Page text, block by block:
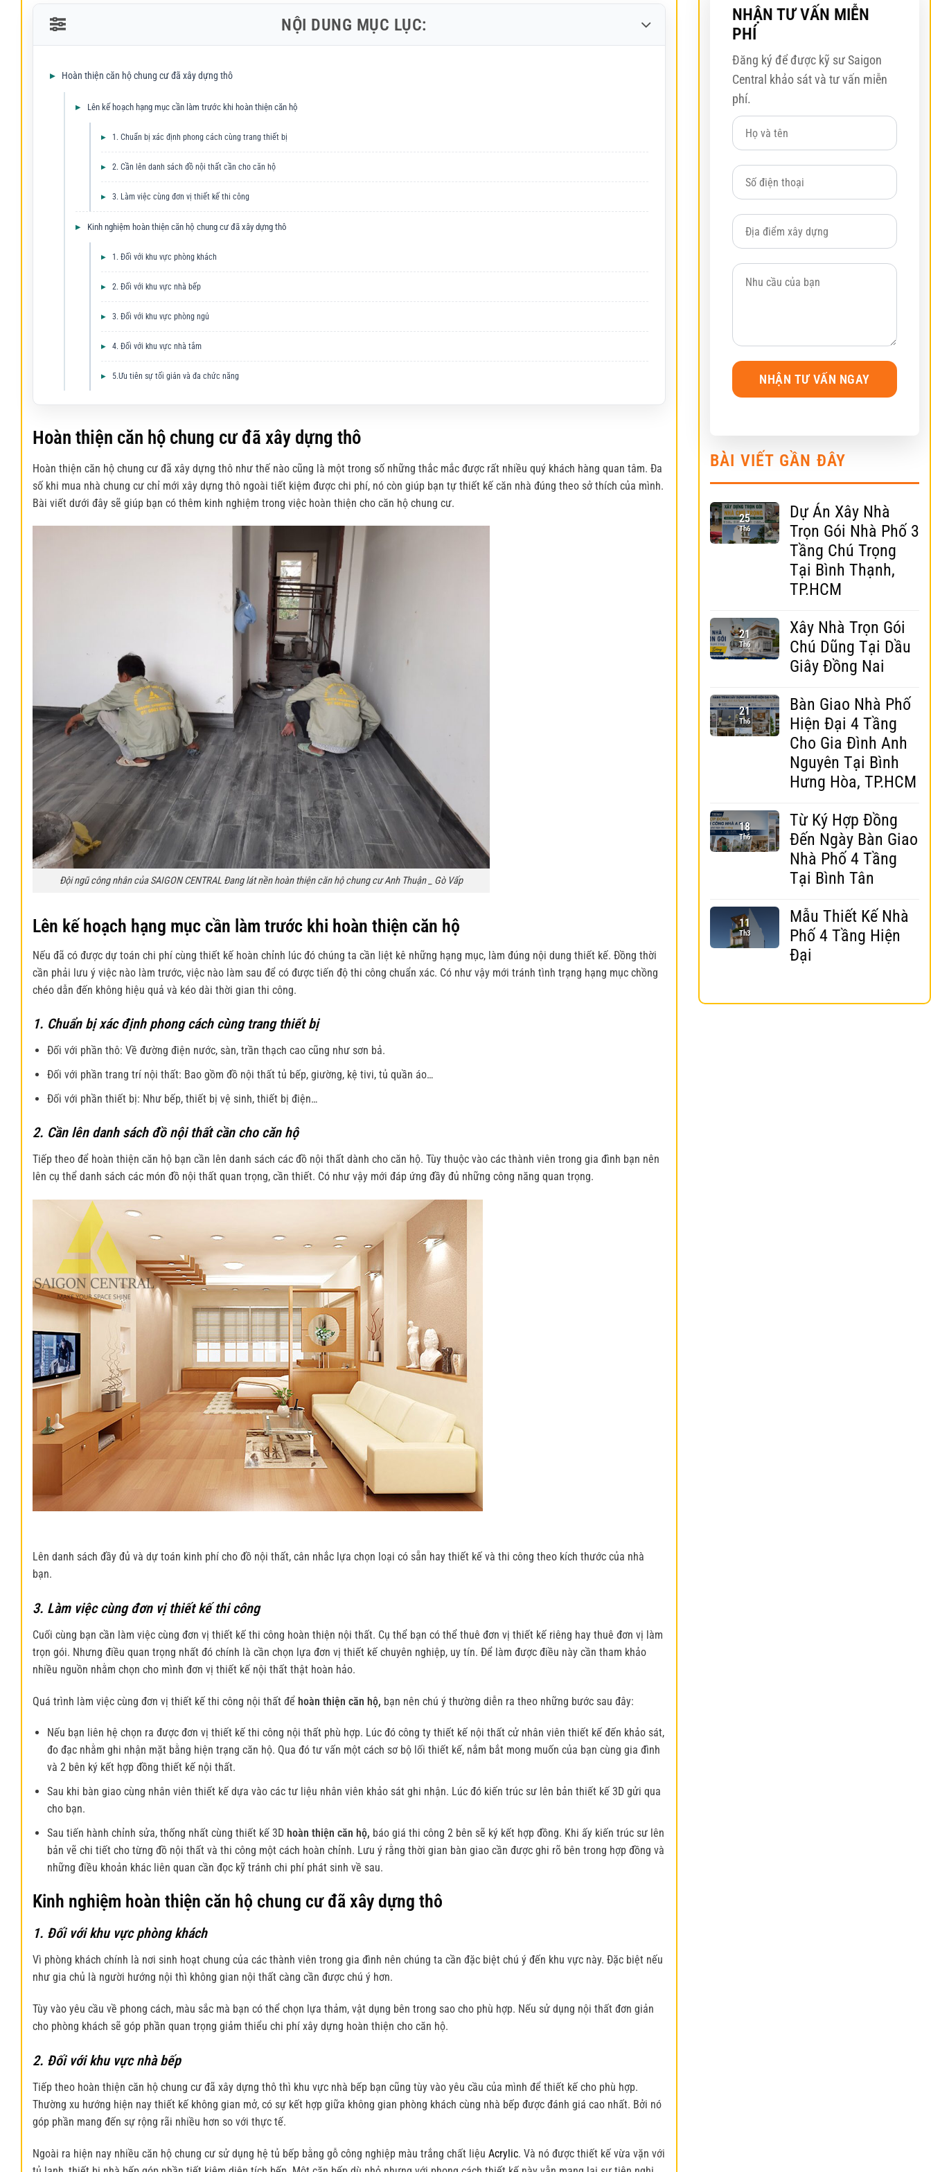
NỘI DUNG MỤC LỤC:
Hoàn thiện căn hộ chung cư đã xây dựng thô
Lên kế hoạch hạng mục cần làm trước khi hoàn thiện căn hộ
1. Chuẩn bị xác định phong cách cùng trang thiết bị
2. Cần lên danh sách đồ nội thất cần cho căn hộ
3. Làm việc cùng đơn vị thiết kế thi công
Kinh nghiệm hoàn thiện căn hộ chung cư đã xây dựng thô
1. Đối với khu vực phòng khách
2. Đối với khu vực nhà bếp
3. Đối với khu vực phòng ngủ
4. Đối với khu vực nhà tắm
5.Ưu tiên sự tối giản và đa chức năng
Hoàn thiện căn hộ chung cư đã xây dựng thô
Hoàn thiện căn hộ chung cư đã xây dựng thô như thế nào cũng là một trong số những thắc mắc được rất nhiều quý khách hàng quan tâm. Đa
số khi mua nhà chung cư chỉ mới xây dựng thô ngoài tiết kiệm được chi phí, nó còn giúp bạn tự thiết kế căn nhà đúng theo sở thích của mình.
Bài viết dưới đây sẽ giúp bạn có thêm kinh nghiệm trong việc hoàn thiện cho căn hộ chung cư.
Đội ngũ công nhân của SAIGON CENTRAL Đang lát nền hoàn thiện căn hộ chung cư Anh Thuận _ Gò Vấp
Lên kế hoạch hạng mục cần làm trước khi hoàn thiện căn hộ
Nếu đã có được dự toán chi phí cùng thiết kế hoàn chỉnh lúc đó chúng ta cần liệt kê những hạng mục, làm đúng nội dung thiết kế. Đồng thời
cần phải lưu ý việc nào làm trước, việc nào làm sau để có được tiến độ thi công chuẩn xác. Có như vậy mới tránh tình trạng hạng mục chồng
chéo dẫn đến không hiệu quả và kéo dài thời gian thi công.
1. Chuẩn bị xác định phong cách cùng trang thiết bị
Đối với phần thô: Về đường điện nước, sàn, trần thạch cao cũng như sơn bả.
Đối với phần trang trí nội thất: Bao gồm đồ nội thất tủ bếp, giường, kệ tivi, tủ quần áo…
Đối với phần thiết bị: Như bếp, thiết bị vệ sinh, thiết bị điện…
2. Cần lên danh sách đồ nội thất cần cho căn hộ
Tiếp theo để hoàn thiện căn hộ bạn cần lên danh sách các đồ nội thất dành cho căn hộ. Tùy thuộc vào các thành viên trong gia đình bạn nên
lên cụ thể danh sách các món đồ nội thất quan trọng, cần thiết. Có như vậy mới đáp ứng đầy đủ những công năng quan trọng.
Lên danh sách đầy đủ và dự toán kinh phí cho đồ nội thất, cân nhắc lựa chọn loại có sẵn hay thiết kế và thi công theo kích thước của nhà
bạn.
3. Làm việc cùng đơn vị thiết kế thi công
Cuối cùng bạn cần làm việc cùng đơn vị thiết kế thi công hoàn thiện nội thất. Cụ thể bạn có thể thuê đơn vị thiết kế riêng hay thuê đơn vị làm
trọn gói. Nhưng điều quan trọng nhất đó chính là cần chọn lựa đơn vị thiết kế chuyên nghiệp, uy tín. Để làm được điều này cần tham khảo
nhiều nguồn nhằm chọn cho mình đơn vị thiết kế nội thất thật hoàn hảo.
Quá trình làm việc cùng đơn vị thiết kế thi công nội thất để hoàn thiện căn hộ, bạn nên chú ý thường diễn ra theo những bước sau đây:
Nếu bạn liên hệ chọn ra được đơn vị thiết kế thi công nội thất phù hợp. Lúc đó công ty thiết kế nội thất cử nhân viên thiết kế đến khảo sát,
đo đạc nhằm ghi nhận mặt bằng hiện trạng căn hộ. Qua đó tư vấn một cách sơ bộ lối thiết kế, nắm bắt mong muốn của bạn cùng gia đình
và 2 bên ký kết hợp đồng thiết kế nội thất.
Sau khi bàn giao cùng nhân viên thiết kế dựa vào các tư liệu nhân viên khảo sát ghi nhận. Lúc đó kiến trúc sư lên bản thiết kế 3D gửi qua
cho bạn.
Sau tiến hành chỉnh sửa, thống nhất cùng thiết kế 3D hoàn thiện căn hộ, báo giá thi công 2 bên sẽ ký kết hợp đồng. Khi ấy kiến trúc sư lên
bản vẽ chi tiết cho từng đồ nội thất và thi công một cách hoàn chỉnh. Lưu ý rằng thời gian bàn giao cần được ghi rõ bên trong hợp đồng và
những điều khoản khác liên quan cần đọc kỹ tránh chi phí phát sinh về sau.
Kinh nghiệm hoàn thiện căn hộ chung cư đã xây dựng thô
1. Đối với khu vực phòng khách
Vì phòng khách chính là nơi sinh hoạt chung của các thành viên trong gia đình nên chúng ta cần đặc biệt chú ý đến khu vực này. Đặc biệt nếu
như gia chủ là người hướng nội thì không gian nội thất càng cần được chú ý hơn.
Tùy vào yêu cầu về phong cách, màu sắc mà bạn có thể chọn lựa thảm, vật dụng bên trong sao cho phù hợp. Nếu sử dụng nội thất đơn giản
cho phòng khách sẽ góp phần quan trọng giảm thiểu chi phí xây dựng hoàn thiện cho căn hộ.
2. Đối với khu vực nhà bếp
Tiếp theo hoàn thiện căn hộ chung cư đã xây dựng thô thì khu vực nhà bếp bạn cũng tùy vào yêu cầu của mình để thiết kế cho phù hợp.
Thường xu hướng hiện nay thiết kế không gian mở, có sự kết hợp giữa không gian phòng khách cùng nhà bếp được đánh giá cao nhất. Bởi nó
góp phần mang đến sự rộng rãi nhiều hơn so với thực tế.
Ngoài ra hiện nay nhiều căn hộ chung cư sử dụng hệ tủ bếp bằng gỗ công nghiệp màu trắng chất liệu Acrylic. Và nó được thiết kế vừa vặn với
NHẬN TƯ VẤN MIỄN
PHÍ
Đăng ký để được kỹ sư Saigon
Central khảo sát và tư vấn miễn
phí.
BÀI VIẾT GẦN ĐÂY
25
Th6
Dự Án Xây Nhà
Trọn Gói Nhà Phố 3
Tầng Chú Trọng
Tại Bình Thạnh,
TP.HCM
21
Th6
Xây Nhà Trọn Gói
Chú Dũng Tại Dầu
Giây Đồng Nai
21
Th6
Bàn Giao Nhà Phố
Hiện Đại 4 Tầng
Cho Gia Đình Anh
Nguyên Tại Bình
Hưng Hòa, TP.HCM
18
Th6
Từ Ký Hợp Đồng
Đến Ngày Bàn Giao
Nhà Phố 4 Tầng
Tại Bình Tân
11
Th3
Mẫu Thiết Kế Nhà
Phố 4 Tầng Hiện
Đại